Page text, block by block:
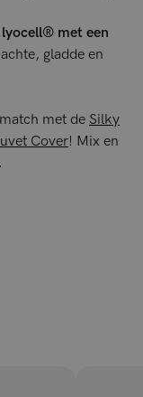
lyocell® met een
gladde en
met de Silky
Cover! Mix en
van 100%
bamboe in
van de